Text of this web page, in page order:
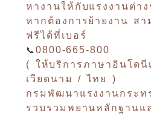
หางานให้กับแรงงานต่า
หากต้องการย้ายงาน สา
ฟรีได้ที่เบอร์
📞0800-665-800
( ให้บริการภาษาอินโด
เวียดนาม / ไทย )
กรมพัฒนาแรงงานกระท
รวบรวมพยานหลักฐานแ